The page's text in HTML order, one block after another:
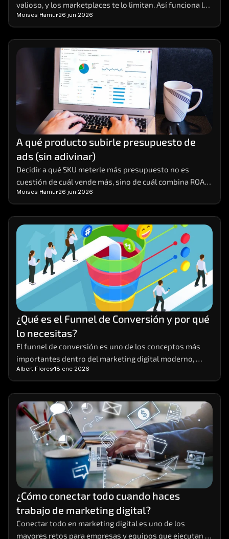
MHA Academy
valioso, y los marketplaces te lo limitan. Así funciona la
limitación y cómo conservar tu data completa.
Moises Hamui 26 jun 2026
A qué producto subirle presupuesto de
ads (sin adivinar)
Decidir a qué SKU meterle más presupuesto no es
cuestión de cuál vende más, sino de cuál combina ROAS
real, margen y stock para escalar sin tronar.
Moises Hamui 26 jun 2026
¿Qué es el Funnel de Conversión y por qué
lo necesitas?
El funnel de conversión es uno de los conceptos más
importantes dentro del marketing digital moderno,
aunque también uno de los menos comprendidos.
Muchas empresas generan tráfico
Albert Flores 18 ene 2026
¿Cómo conectar todo cuando haces
trabajo de marketing digital?
Conectar todo en marketing digital es uno de los
mayores retos para empresas y equipos que ejecutan